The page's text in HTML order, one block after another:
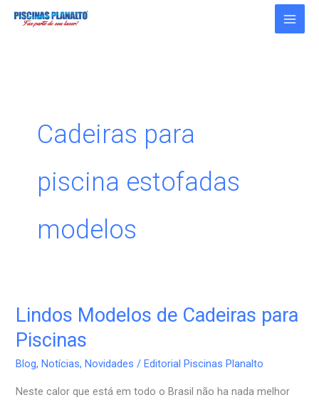
Cadeiras para
piscina estofadas
modelos
Lindos Modelos de Cadeiras para
Piscinas
Blog,Notícias,Novidades /Editorial Piscinas Planalto
Neste calor que está em todo o Brasil não ha nada melhor
Lindos
Modelos
de
Cadeiras
para